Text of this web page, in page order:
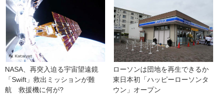
NASA、再突入迫る宇宙望遠鏡
「Swift」救出ミッションが難
航　救援機に何が?
ローソンは団地を再生できるか
東日本初「ハッピーローソンタ
ウン」オープン